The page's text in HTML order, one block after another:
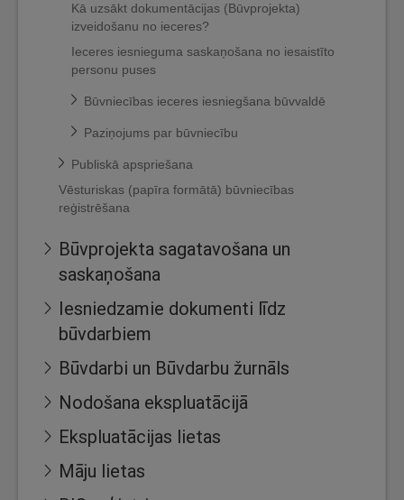
Kā uzsākt dokumentācijas (Būvprojekta)
izveidošanu no ieceres?
Ieceres iesnieguma saskaņošana no iesaistīto
personu puses
Būvniecības ieceres iesniegšana būvvaldē
Paziņojums par būvniecību
Publiskā apspriešana
Vēsturiskas (papīra formātā) būvniecības
reģistrēšana
Būvprojekta sagatavošana un
saskaņošana
Iesniedzamie dokumenti līdz
būvdarbiem
Būvdarbi un Būvdarbu žurnāls
Nodošana ekspluatācijā
Ekspluatācijas lietas
Māju lietas